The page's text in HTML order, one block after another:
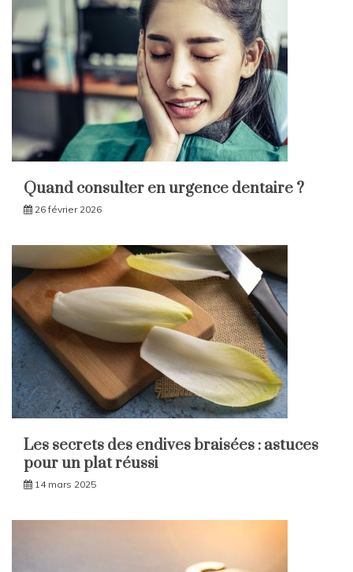
Quand consulter en urgence dentaire ?
26 février 2026
Les secrets des endives braisées : astuces
pour un plat réussi
14 mars 2025